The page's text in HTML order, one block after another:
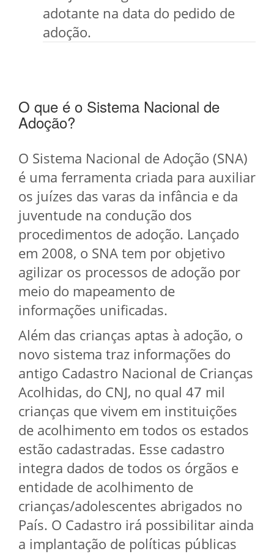
adotante na data do pedido de
adoção.
O que é o Sistema Nacional de
Adoção?
O Sistema Nacional de Adoção (SNA)
é uma ferramenta criada para auxiliar
os juízes das varas da infância e da
juventude na condução dos
procedimentos de adoção. Lançado
em 2008, o SNA tem por objetivo
agilizar os processos de adoção por
meio do mapeamento de
informações unificadas.
Além das crianças aptas à adoção, o
novo sistema traz informações do
antigo Cadastro Nacional de Crianças
Acolhidas, do CNJ, no qual 47 mil
crianças que vivem em instituições
de acolhimento em todos os estados
estão cadastradas. Esse cadastro
integra dados de todos os órgãos e
entidade de acolhimento de
crianças/adolescentes abrigados no
País. O Cadastro irá possibilitar ainda
a implantação de políticas públicas